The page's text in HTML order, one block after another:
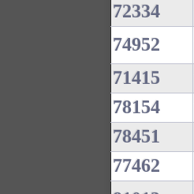
72334
74952
71415
78154
78451
77462